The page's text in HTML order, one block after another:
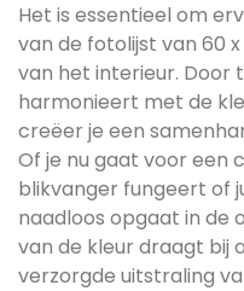
Het is essentieel om
van de fotolijst van 60
van het interieur. Door
harmonieert met de
creëer je een
Of je nu gaat voor een
blikvanger fungeert of
naadloos opgaat in de
van de kleur draagt bij
verzorgde uitstraling